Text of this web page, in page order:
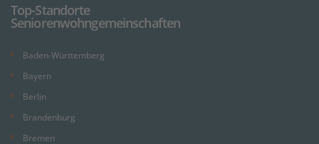
Top-Standorte
Seniorenwohngemeinschaften
Baden-Württemberg
Bayern
Berlin
Brandenburg
Bremen